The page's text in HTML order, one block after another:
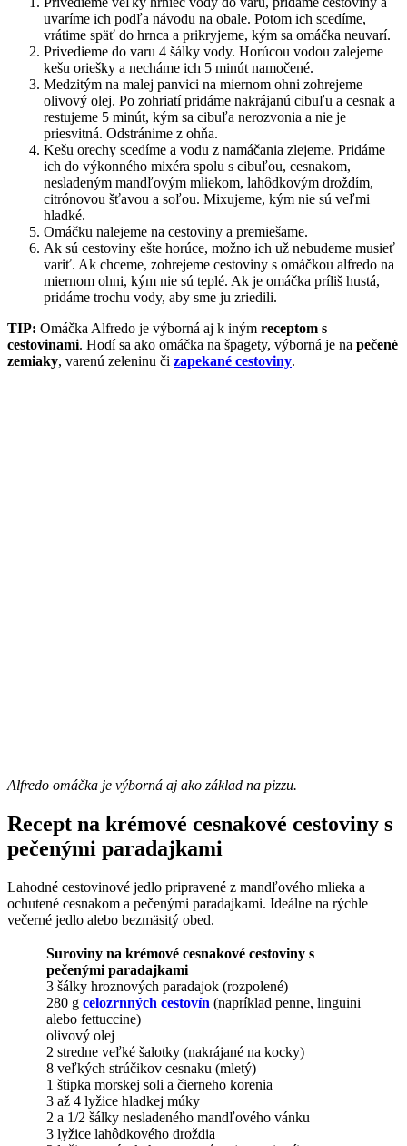
uvaríme ich podľa návodu na obale. Potom ich scedíme,
vrátime späť do hrnca a prikryjeme, kým sa omáčka neuvarí.
Privedieme do varu 4 šálky vody. Horúcou vodou zalejeme
kešu oriešky a necháme ich 5 minút namočené.
Medzitým na malej panvici na miernom ohni zohrejeme
olivový olej. Po zohriatí pridáme nakrájanú cibuľu a cesnak a
restujeme 5 minút, kým sa cibuľa nerozvonia a nie je
priesvitná. Odstránime z ohňa.
Kešu orechy scedíme a vodu z namáčania zlejeme. Pridáme
ich do výkonného mixéra spolu s cibuľou, cesnakom,
nesladeným mandľovým mliekom, lahôdkovým droždím,
citrónovou šťavou a soľou. Mixujeme, kým nie sú veľmi
hladké.
Omáčku nalejeme na cestoviny a premiešame.
Ak sú cestoviny ešte horúce, možno ich už nebudeme musieť
variť. Ak chceme, zohrejeme cestoviny s omáčkou alfredo na
miernom ohni, kým nie sú teplé. Ak je omáčka príliš hustá,
pridáme trochu vody, aby sme ju zriedili.
TIP: Omáčka Alfredo je výborná aj k iným receptom s
cestovinami. Hodí sa ako omáčka na špagety, výborná je na pečené
zemiaky, varenú zeleninu či zapekané cestoviny.
Alfredo omáčka je výborná aj ako základ na pizzu.
Recept na krémové cesnakové cestoviny s
pečenými paradajkami
Lahodné cestovinové jedlo pripravené z mandľového mlieka a
ochutené cesnakom a pečenými paradajkami. Ideálne na rýchle
večerné jedlo alebo bezmäsitý obed.
Suroviny na krémové cesnakové cestoviny s
pečenými paradajkami
3 šálky hroznových paradajok (rozpolené)
280 g celozrnných cestovín (napríklad penne, linguini
alebo fettuccine)
olivový olej
2 stredne veľké šalotky (nakrájané na kocky)
8 veľkých strúčikov cesnaku (mletý)
1 štipka morskej soli a čierneho korenia
3 až 4 lyžice hladkej múky
2 a 1/2 šálky nesladeného mandľového vánku
3 lyžice lahôdkového droždia